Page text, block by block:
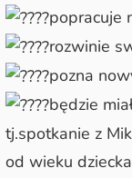
popracuje
rozwinie
pozna
będzie
tj.spotkanie z
od wieku